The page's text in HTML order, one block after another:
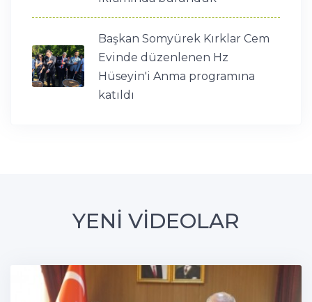
Başkan Somyürek Kırklar Cem
Evinde düzenlenen Hz
Hüseyin'i Anma programına
katıldı
YENİ VİDEOLAR